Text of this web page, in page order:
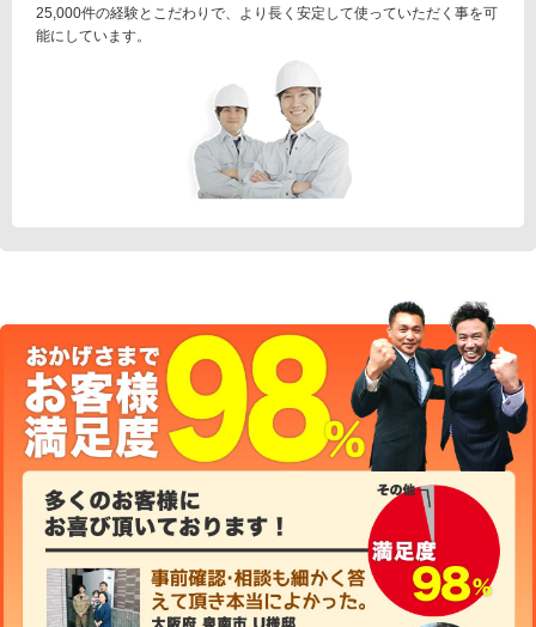
25,000件の経験とこだわりで、より長く安定して使っていただく事を可
能にしています。